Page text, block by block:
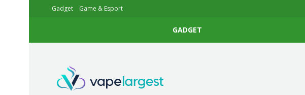
Gadget Game & Esport
GADGET